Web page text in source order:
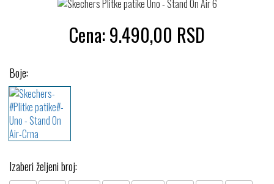
Cena:9.490,00 RSD
Boje:
Izaberi željeni broj: